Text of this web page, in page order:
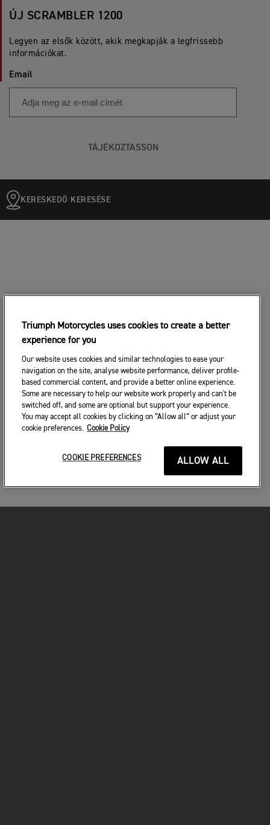
ÚJ SCRAMBLER 1200
Legyen az elsők között, akik megkapják a legfrissebb
információkat.
Email
TÁJÉKOZTASSON
KERESKEDŐ KERESÉSE
Triumph Motorcycles uses cookies to create a better
experience for you
Our website uses cookies and similar technologies to ease your
navigation on the site, analyse website performance, deliver profile-
based commercial content, and provide a better online experience.
Some are necessary to help our website work properly and can't be
switched off, and some are optional but support your experience.
You may accept all cookies by clicking on “Allow all” or adjust your
cookie preferences. Cookie Policy
ALLOW ALL
COOKIE PREFERENCES